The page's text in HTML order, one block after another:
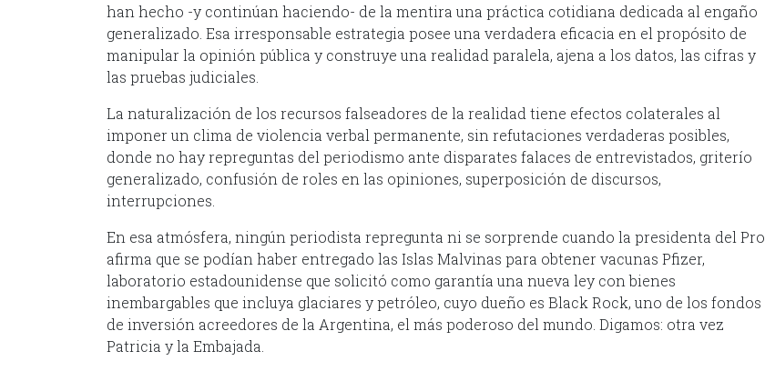
han hecho -y continúan haciendo- de la mentira una práctica cotidiana dedicada al engaño
generalizado. Esa irresponsable estrategia posee una verdadera eficacia en el propósito de
manipular la opinión pública y construye una realidad paralela, ajena a los datos, las cifras y
las pruebas judiciales.
La naturalización de los recursos falseadores de la realidad tiene efectos colaterales al
imponer un clima de violencia verbal permanente, sin refutaciones verdaderas posibles,
donde no hay repreguntas del periodismo ante disparates falaces de entrevistados, griterío
generalizado, confusión de roles en las opiniones, superposición de discursos,
interrupciones.
En esa atmósfera, ningún periodista repregunta ni se sorprende cuando la presidenta del Pro
afirma que se podían haber entregado las Islas Malvinas para obtener vacunas Pfizer,
laboratorio estadounidense que solicitó como garantía una nueva ley con bienes
inembargables que incluya glaciares y petróleo, cuyo dueño es Black Rock, uno de los fondos
de inversión acreedores de la Argentina, el más poderoso del mundo. Digamos: otra vez
Patricia y la Embajada.